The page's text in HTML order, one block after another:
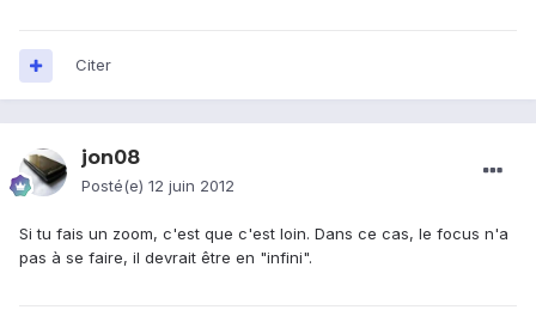
Citer
jon08
Posté(e) 12 juin 2012
Si tu fais un zoom, c'est que c'est loin. Dans ce cas, le focus n'a
pas à se faire, il devrait être en "infini".